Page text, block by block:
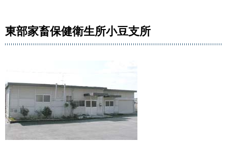
東部家畜保健衛生所小豆支所